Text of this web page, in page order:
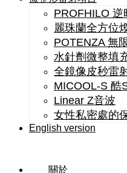
PROFHILO 逆
麗珠蘭全方位
POTENZA 無
水針劑微整填
全鏡像皮秒雷
MICOOL-S 酷
Linear Z音波
女性私密處的
English version
關於